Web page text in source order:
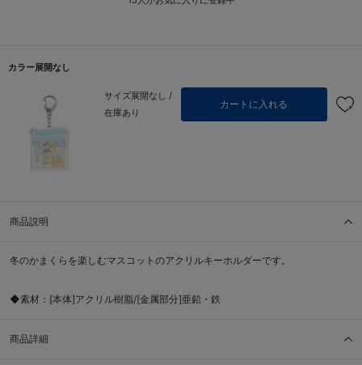
カラー展開なし
サイズ展開なし /
在庫あり
カートに入れる
商品説明
冬のかまくらを楽しむマスコットのアクリルキーホルダーです。
◆素材：[本体]アクリル樹脂/[金属部分]亜鉛・鉄
商品詳細